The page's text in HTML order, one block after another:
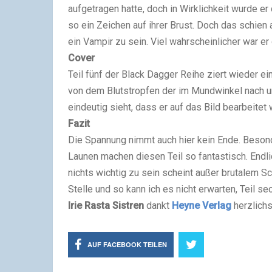
aufgetragen hatte, doch in Wirklichkeit wurde
so ein Zeichen auf ihrer Brust. Doch das
ein Vampir zu sein. Viel wahrscheinlicher war
Cover
Teil fünf der Black Dagger Reihe ziert wieder
von dem Blutstropfen der im Mundwinkel nach
eindeutig sieht, dass er auf das Bild bearbeitet
Fazit
Die Spannung nimmt auch hier kein Ende.
Launen machen diesen Teil so fantastisch.
nichts wichtig zu sein scheint außer brutalem
Stelle und so kann ich es nicht erwarten, Teil
Irie Rasta Sistren dankt Heyne Verlag
AUF FACEBOOK TEILEN